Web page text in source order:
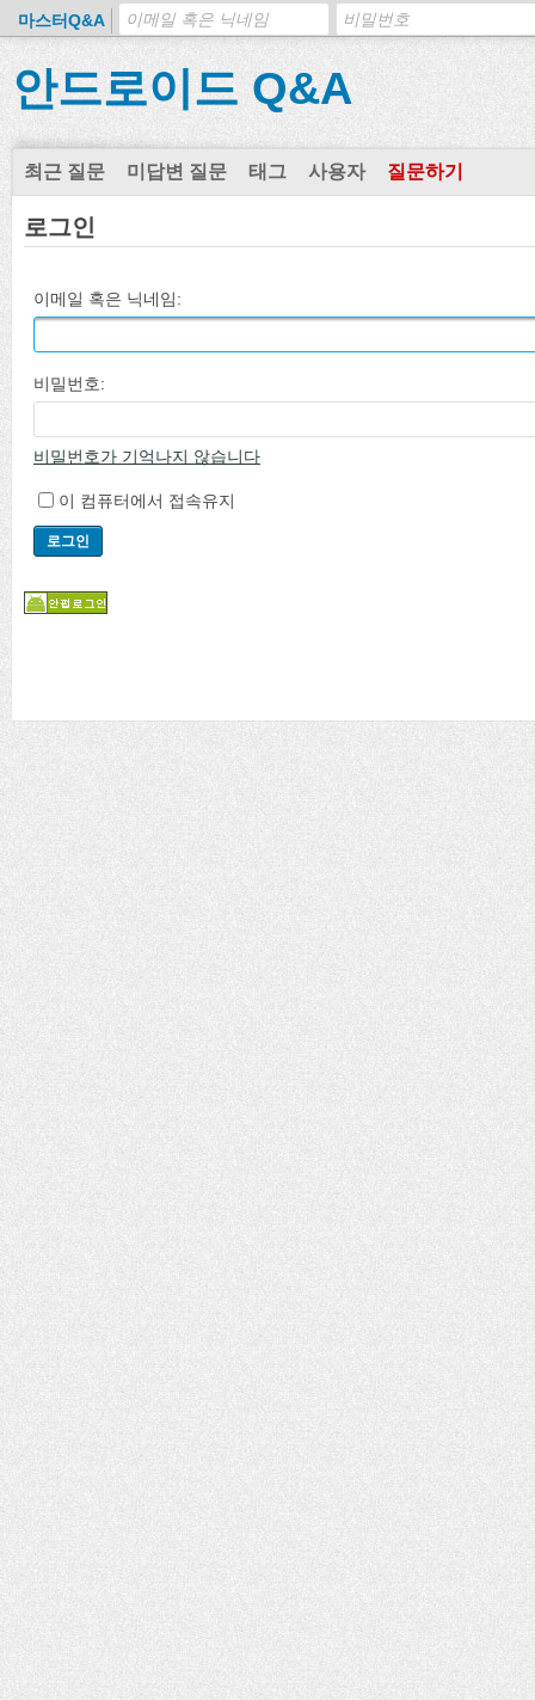
마스터Q&A
안드로이드 Q&A
최근 질문 미답변 질문 태그 사용자 질문하기
로그인
이메일 혹은 닉네임:
비밀번호:
비밀번호가 기억나지 않습니다
이 컴퓨터에서 접속유지